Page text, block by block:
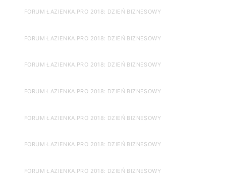
FORUM ŁAZIENKA.PRO 2018: DZIEŃ BIZNESOWY
FORUM ŁAZIENKA.PRO 2018: DZIEŃ BIZNESOWY
FORUM ŁAZIENKA.PRO 2018: DZIEŃ BIZNESOWY
FORUM ŁAZIENKA.PRO 2018: DZIEŃ BIZNESOWY
FORUM ŁAZIENKA.PRO 2018: DZIEŃ BIZNESOWY
FORUM ŁAZIENKA.PRO 2018: DZIEŃ BIZNESOWY
FORUM ŁAZIENKA.PRO 2018: DZIEŃ BIZNESOWY